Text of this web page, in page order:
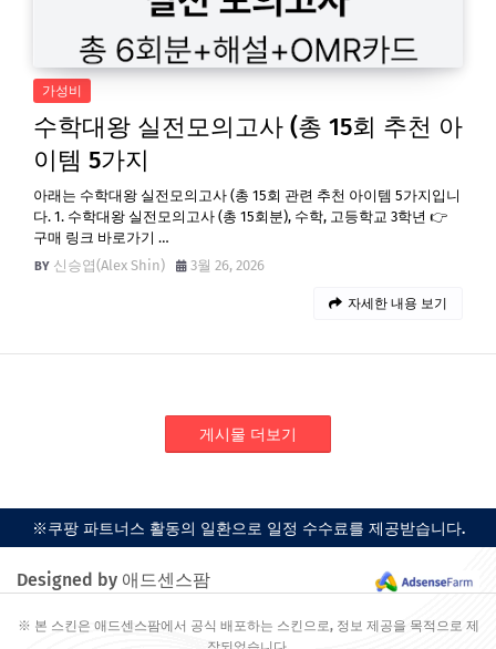
가성비
수학대왕 실전모의고사 (총 15회 추천 아
이템 5가지
아래는 수학대왕 실전모의고사 (총 15회 관련 추천 아이템 5가지입니
다. 1. 수학대왕 실전모의고사 (총 15회분), 수학, 고등학교 3학년 👉
구매 링크 바로가기 …
신승엽(Alex Shin)
3월 26, 2026
자세한 내용 보기
게시물 더보기
※쿠팡 파트너스 활동의 일환으로 일정 수수료를 제공받습니다.
Designed by 애드센스팜
※ 본 스킨은 애드센스팜에서 공식 배포하는 스킨으로, 정보 제공을 목적으로 제